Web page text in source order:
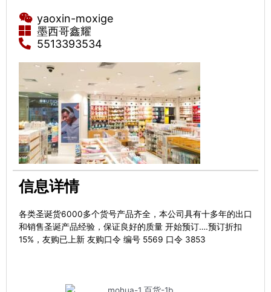
yaoxin-moxige
墨西哥鑫耀
5513393534
信息详情
各类圣诞货6000多个货号产品齐全，本公司具有十多年的出口
和销售圣诞产品经验，保证良好的质量 开始预订….预订折扣
15%，友购已上新 友购口令 编号 5569 口令 3853